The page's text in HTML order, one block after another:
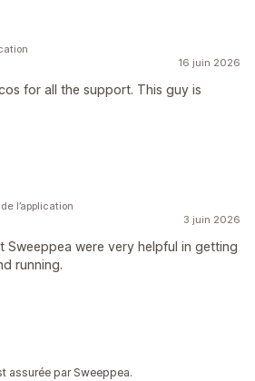
16 juin 2026
for all the support. This guy is
3 juin 2026
Sweeppea were very helpful in getting
running.
l’application
assurée par Sweeppea.